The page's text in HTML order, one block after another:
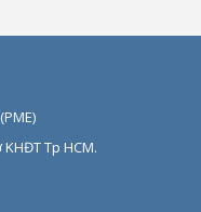
(PME)
KHĐT Tp HCM.